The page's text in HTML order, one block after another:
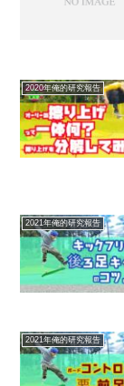
2020年俺的研究報告
2021年俺的研究報告
2021年俺的研究報告